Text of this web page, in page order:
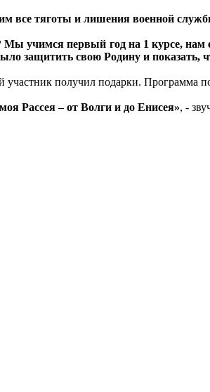
все тяготы и лишения военной
Мы учимся первый год на 1 курсе,
защитить свою Родину и показать,
получил подарки. Программа
Рассея – от Волги и до Енисея», -